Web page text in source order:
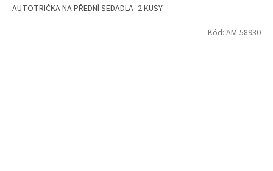
AUTOTRIČKA NA PŘEDNÍ SEDADLA- 2 KUSY
Kód: AM-58930